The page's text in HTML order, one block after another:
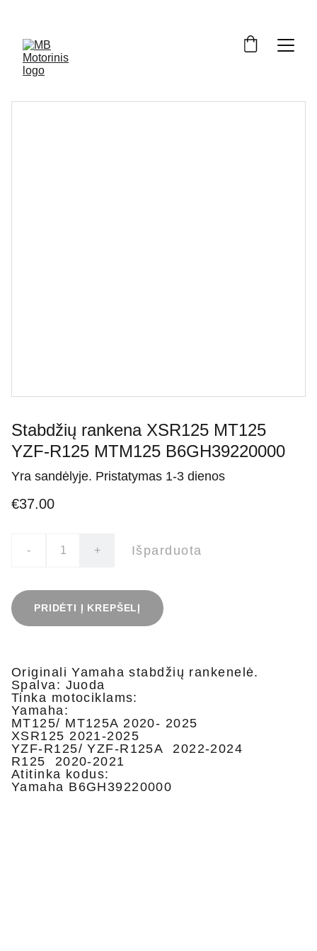
Stabdžių rankena XSR125 MT125
YZF-R125 MTM125 B6GH39220000
Yra sandėlyje. Pristatymas 1-3 dienos
€37.00
- + Išparduota
PRIDĖTI Į KREPŠELĮ
Originali Yamaha stabdžių rankenelė.
Spalva: Juoda
Tinka motociklams:
Yamaha:
MT125/ MT125A 2020- 2025
XSR125 2021-2025
YZF-R125/ YZF-R125A 2022-2024
R125 2020-2021
Atitinka kodus:
Yamaha B6GH39220000